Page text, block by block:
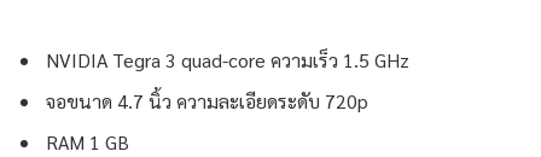
NVIDIA Tegra 3 quad-core ความเร็ว 1.5 GHz
จอขนาด 4.7 นิ้ว ความละเอียดระดับ 720p
RAM 1 GB